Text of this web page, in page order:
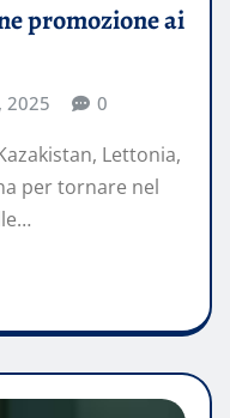
promozione ai
2025 0
Lettonia,
per tornare nel